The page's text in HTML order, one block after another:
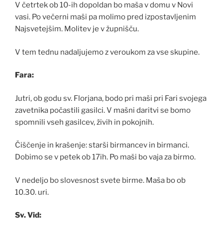
V četrtek ob 10-ih dopoldan bo maša v domu v Novi
vasi. Po večerni maši pa molimo pred izpostavljenim
Najsvetejšim. Molitev je v župnišču.
V tem tednu nadaljujemo z veroukom za vse skupine.
Fara:
Jutri, ob godu sv. Florjana, bodo pri maši pri Fari svojega
zavetnika počastili gasilci. V mašni daritvi se bomo
spomnili vseh gasilcev, živih in pokojnih.
Čiščenje in krašenje: starši birmancev in birmanci.
Dobimo se v petek ob 17ih. Po maši bo vaja za birmo.
V nedeljo bo slovesnost svete birme. Maša bo ob
10.30. uri.
Sv. Vid: